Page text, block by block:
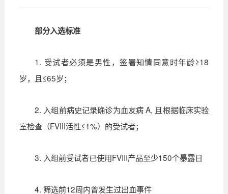
部分入选标准
1. 受试者必须是男性，签署知情同意时年龄≥18
岁，且≤65岁；
2. 入组前病史记录确诊为血友病 A, 且根据临床实验
室检查（FVIII活性≤1%）的受试者；
3. 入组前受试者已使用FVIII产品至少150个暴露日
4. 筛选前12周内曾发生过出血事件